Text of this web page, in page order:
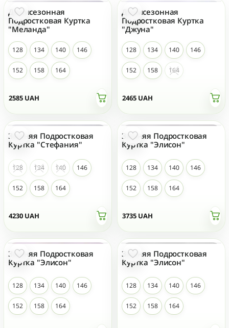
2585 UAH
Демисезонная
Подростковая Куртка
"Меланда"
128 134 140 146
152 158 164
2465 UAH
Демисезонная
Подростковая Куртка
"Джуна"
128 134 140 146
152 158 164
НОВЫЙ
4230 UAH
Зимняя Подростковая
Куртка "Стефания"
128 134 140 146
152 158 164
НОВЫЙ
3735 UAH
Зимняя Подростковая
Куртка "Элисон"
128 134 140 146
152 158 164
НОВЫЙ
Зимняя Подростковая
Куртка "Элисон"
128 134 140 146
152 158 164
НОВЫЙ
Зимняя Подростковая
Куртка "Элисон"
128 134 140 146
152 158 164